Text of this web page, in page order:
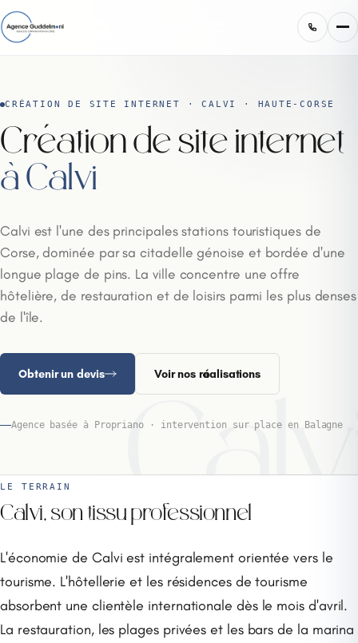
CRÉATION DE SITE INTERNET · CALVI · HAUTE-CORSE
Création de site internet
à Calvi
Calvi est l'une des principales stations touristiques de
Corse, dominée par sa citadelle génoise et bordée d'une
longue plage de pins. La ville concentre une offre
hôtelière, de restauration et de loisirs parmi les plus denses
de l'île.
Obtenir un devis Voir nos réalisations
Agence basée à Propriano · intervention sur place en Balagne
LE TERRAIN
Calvi, son tissu professionnel
L'économie de Calvi est intégralement orientée vers le
tourisme. L'hôtellerie et les résidences de tourisme
absorbent une clientèle internationale dès le mois d'avril.
La restauration, les plages privées et les bars de la marina